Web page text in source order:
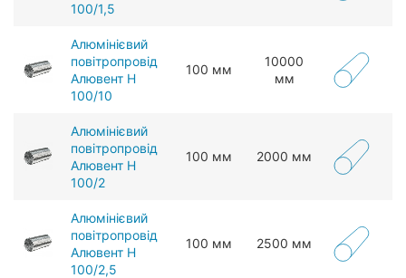
100/1,5
Алюмінієвий
повітропровід
Алювент Н
100/10
100 мм
10000
мм
Алюмінієвий
повітропровід
Алювент Н
100/2
100 мм 2000 мм
Алюмінієвий
повітропровід
Алювент Н
100/2,5
100 мм 2500 мм